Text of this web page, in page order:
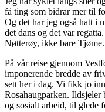
få ting som bidrar mer til
Og det har jeg også hatt i
det dans og det var
Nøtterøy, ikke bare Tjøme.
På vår reise gjennom
imponerende bredde av
sett her i dag. Vi fikk jo
Rosahaugparken.
og sosialt arbeid, til glede